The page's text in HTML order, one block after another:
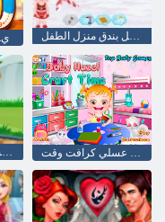
الزنجبيل بندق منزل الطفل
طفل عسلي النظافة العناية طفل عسلي كرافت وقت